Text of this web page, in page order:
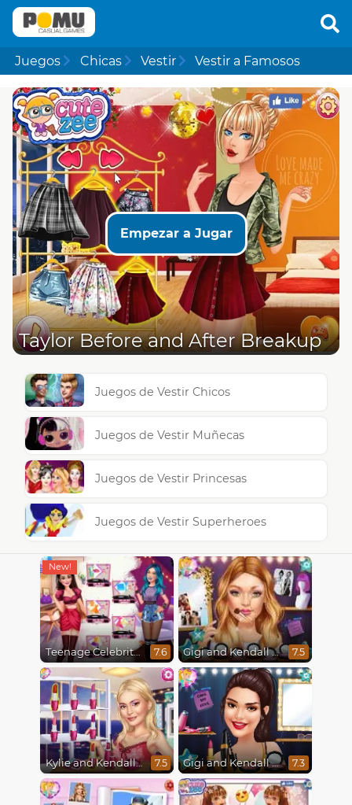
Juegos Chicas Vestir Vestir a Famosos
Empezar a Jugar
Taylor Before and After Breakup
Juegos de Vestir Chicos
Juegos de Vestir Muñecas
Juegos de Vestir Princesas
Juegos de Vestir Superheroes
Teenage Celebrity Rivalry 7.6 Gigi and Kendall BFFS 7.5
Kylie and Kendall Sisters Break Up 7.5 Gigi and Kendall Fashionistas 7.3